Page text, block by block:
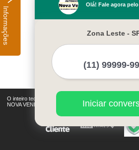
Home
Mapa do site
O inteiro teor deste site está sujeito à proteção de
NOVA VENEZA (Lei 9610 de 19/02/1998)
Olá! Fale agora
Zona Leste -
Iniciar
Informações